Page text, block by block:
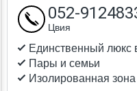
Единственный люкс
Пары и семьи
Изолированная
052-
Цвия